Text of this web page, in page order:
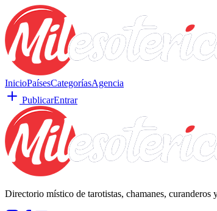
InicioPaísesCategoríasAgencia
PublicarEntrar
Directorio místico de tarotistas, chamanes,